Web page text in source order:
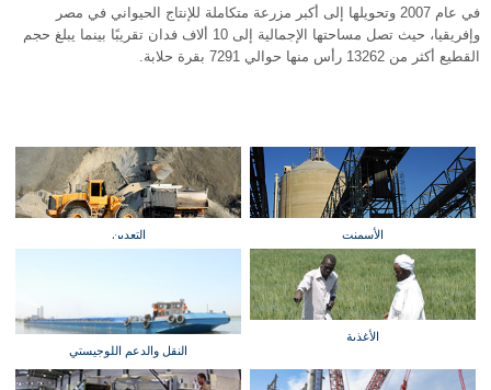
في عام 2007 وتحويلها إلى أكبر مزرعة متكاملة للإنتاج الحيواني في مصر
وإفريقيا، حيث تصل مساحتها الإجمالية إلى 10 ألاف فدان تقريبًا بينما يبلغ حجم
القطيع أكثر من 13262 رأس منها حوالي 7291 بقرة حلابة.
الأسمنت التعدين
الأغذية
النقل والدعم اللوجيستي